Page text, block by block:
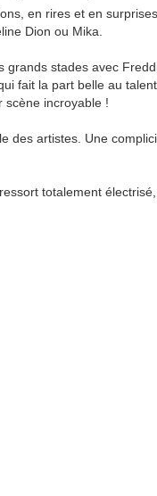
en rires et en
Dion ou Mika.
stades avec
fait la part belle au
incroyable !
des artistes. Une
totalement